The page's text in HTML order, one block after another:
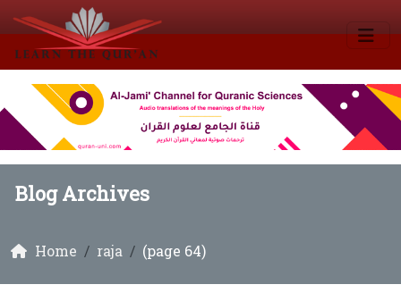
Blog Archives
Home raja (page 64)